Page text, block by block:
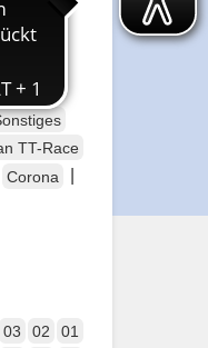
TT-Race
Corona
03 02 01